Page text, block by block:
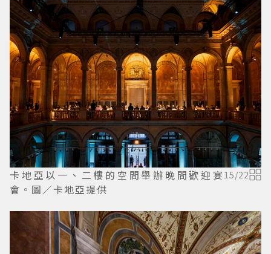
卡地亞以一、二樓的空間舉辦晚間歡迎宴
會。圖／卡地亞提供
15/22